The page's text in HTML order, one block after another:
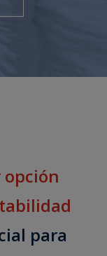
para